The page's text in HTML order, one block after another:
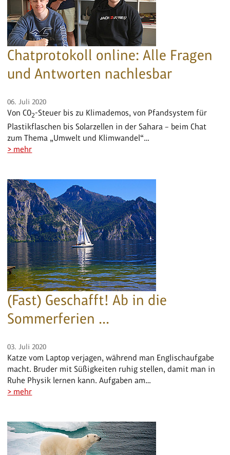
Chatprotokoll online: Alle Fragen
und Antworten nachlesbar
06. Juli 2020
Von CO2-Steuer bis zu Klimademos, von Pfandsystem für
Plastikflaschen bis Solarzellen in der Sahara – beim Chat
zum Thema „Umwelt und Klimwandel“…
> mehr
(Fast) Geschafft! Ab in die
Sommerferien ...
03. Juli 2020
Katze vom Laptop verjagen, während man Englischaufgabe
macht. Bruder mit Süßigkeiten ruhig stellen, damit man in
Ruhe Physik lernen kann. Aufgaben am…
> mehr